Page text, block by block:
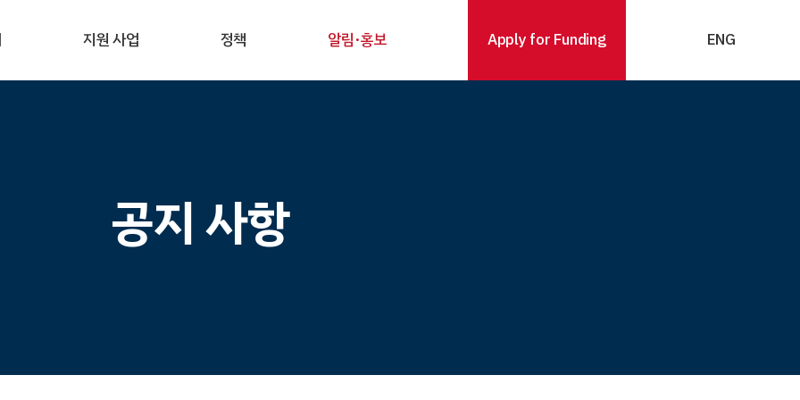
지원 사업 정책 알림·홍보 Apply for Funding ENG
공지 사항